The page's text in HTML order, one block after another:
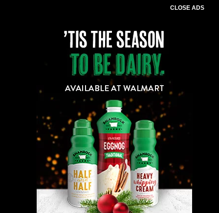
CLOSE ADS